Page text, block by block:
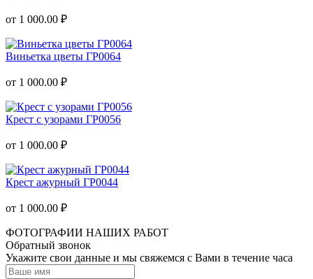
от 1 000.00 ₽
Виньетка цветы ГР0064
от 1 000.00 ₽
Крест с узорами ГР0056
от 1 000.00 ₽
Крест ажурный ГР0044
от 1 000.00 ₽
ФОТОГРАФИИ НАШИХ РАБОТ
Обратный звонок
Укажите свои данные и мы свяжемся с Вами в течение часа